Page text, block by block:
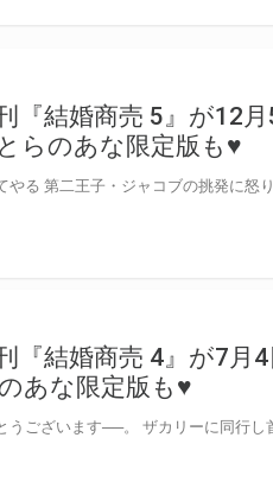
『結婚商売 5』が12
らのあな限定版も♥
結婚商売 4』が7月4
あな限定版も♥